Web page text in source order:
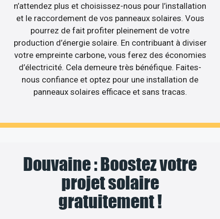
n’attendez plus et choisissez-nous pour l’installation
et le raccordement de vos panneaux solaires. Vous
pourrez de fait profiter pleinement de votre
production d’énergie solaire. En contribuant à diviser
votre empreinte carbone, vous ferez des économies
d’électricité. Cela demeure très bénéfique. Faites-
nous confiance et optez pour une installation de
panneaux solaires efficace et sans tracas.
Douvaine : Boostez votre
projet solaire
gratuitement !